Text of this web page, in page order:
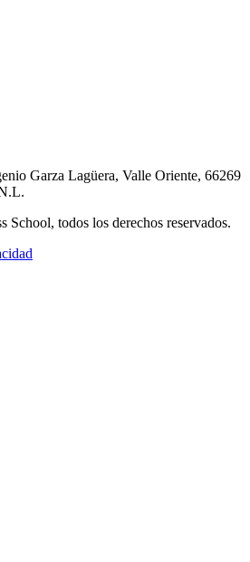
Garza Lagüera, Valle Oriente, 66269
todos los derechos reservados.